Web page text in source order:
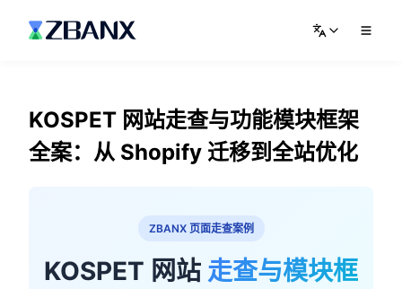
KOSPET 网站走查与功能模块框架
全案：从 Shopify 迁移到全站优化
ZBANX 页面走查案例
KOSPET 网站 走查与模块框